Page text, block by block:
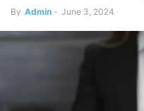
By Admin - June 3, 2024